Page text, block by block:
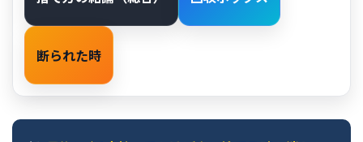
断られた時